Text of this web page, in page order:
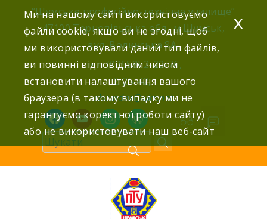
content
“Шумське професійно-технічне училище”
47100 Тернопільська обл., м.Шумськ,
вул. Волинська 8А,
тел: (03558) 2-22-76,
2-25-42,
shumdnz@ukr.net
facebookyoutubeinstagramwordpress
Ми на нашому сайті використовуємо
файли cookie, якщо ви не згодні, щоб
ми використовували даний тип файлів,
ви повинні відповідним чином
встановити налаштування вашого
браузера (в такому випадку ми не
гарантуємо коректної роботи сайту)
або не використовувати наш веб-сайт
x